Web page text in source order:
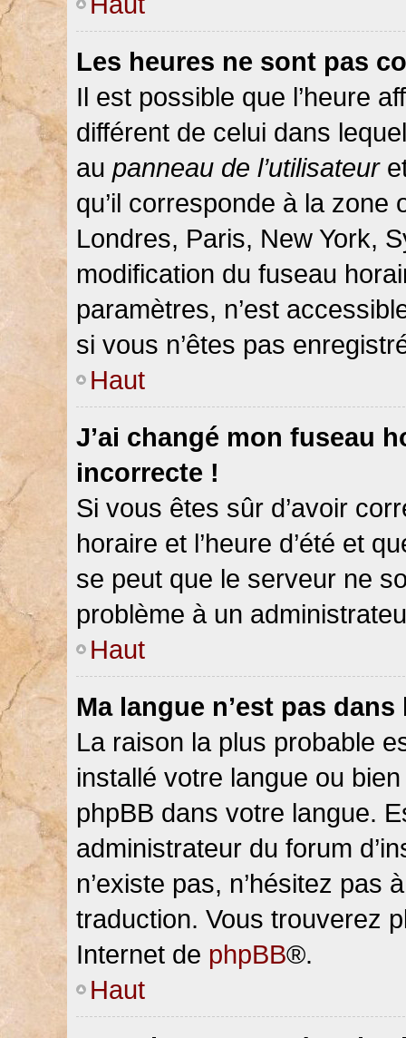
Les heures ne sont pas
Il est possible que l’heure
différent de celui dans
au panneau de l’utilisateur
qu’il corresponde à la
Londres, Paris, New York,
modification du fuseau
paramètres, n’est
si vous n’êtes pas
Haut
J’ai changé mon fuseau
incorrecte !
Si vous êtes sûr d’avoir
horaire et l’heure d’été et
se peut que le serveur ne
problème à un
Haut
Ma langue n’est pas
La raison la plus probable
installé votre langue ou
phpBB dans votre langue.
administrateur du forum
n’existe pas, n’hésitez pas
traduction. Vous trouverez
Internet de phpBB®.
Haut